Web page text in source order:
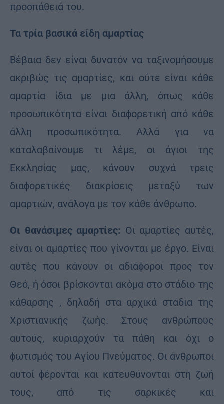
προσπάθειά του.
Τα τρία βασικά είδη αμαρτίας
Βέβαια δεν είναι δυνατόν να ταξινομήσουμε
ακριβώς τις αμαρτίες, και ούτε είναι κάθε
αμαρτία ίδια με μια άλλη, όπως κάθε
προσωπικότητα είναι διαϕορετική από κάθε
άλλη προσωπικότητα. Αλλά για να
καταλαβαίνουμε τι λέμε, οι άγιοι της
Εκκλησίας μας, κάνουν συχνά τρεις
διαϕορετικές διακρίσεις μεταξύ των
αμαρτιών, ανάλογα με τον κάθε άνθρωπο.
Οι θανάσιμες αμαρτίες: Οι αμαρτίες αυτές,
είναι οι αμαρτίες που γίνονται με έργο. Είναι
αυτές που κάνουν οι αδιάϕοροι προς τον
Θεό, ή όσοι βρίσκονται ακόμα στο στάδιο της
κάθαρσης , δηλαδή στα αρχικά στάδια της
Χριστιανικής ζωής. Στους ανθρώπους
αυτούς, κυριαρχούν τα πάθη και όχι ο
ϕωτισμός του Αγίου Πνεύματος. Οι άνθρωποι
αυτοί ϕέρονται και κατευθύνονται στη ζωή
τους, από τις σαρκικές και